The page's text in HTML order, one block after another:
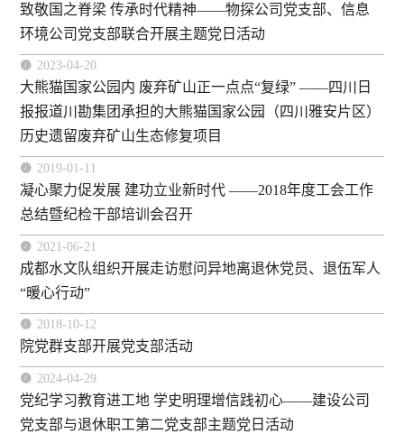
致敬国之脊梁 传承时代精神——物探公司党支部、信息
环境公司党支部联合开展主题党日活动​
 2023-04-20
大熊猫国家公园内 废弃矿山正一点点“复绿” ——四川日
报报道川勘集团承担的大熊猫国家公园（四川雅安片区）
历史遗留废弃矿山生态修复项目
 2019-01-11
凝心聚力促发展 建功立业新时代 ——2018年度工会工作
总结暨纪检干部培训会召开
 2021-06-21
成都水文队组织开展走访慰问异地离退休党员、退伍军人
“暖心行动”
 2018-10-12
院党群支部开展党支部活动
 2024-04-29
党纪学习教育进工地 学史明理增信践初心——建设公司
党支部与退休职工第二党支部主题党日活动